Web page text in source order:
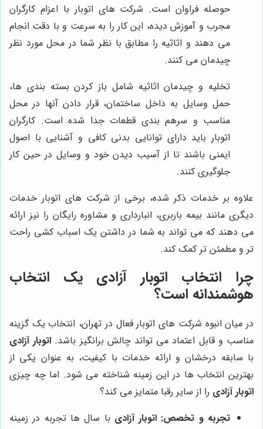
حوصله فراوان است. شرکت های اتوبار با اعزام کارگران
مجرب و آموزش دیده، این کار را به سرعت و با دقت انجام
می دهند و اثاثیه را مطابق با نظر شما در محل مورد نظر
چیدمان می کنند.
تخلیه و چیدمان اثاثیه شامل باز کردن بسته بندی ها،
حمل وسایل به داخل ساختمان، قرار دادن آنها در محل
مناسب و سرهم بندی قطعات جدا شده است. کارگران
اتوبار باید دارای توانایی بدنی کافی و آشنایی با اصول
ایمنی باشند تا از آسیب دیدن خود و وسایل در حین کار
جلوگیری کنند.
علاوه بر خدمات ذکر شده، برخی از شرکت های اتوبار خدمات
دیگری مانند بیمه باربری، انبارداری و مشاوره رایگان را نیز ارائه
می دهند که می تواند به شما در داشتن یک اسباب کشی راحت
تر و مطمئن تر کمک کند.
چرا انتخاب اتوبار آزادی یک انتخاب
هوشمندانه است؟
در میان انبوه شرکت های اتوبار فعال در تهران، انتخاب یک گزینه
مناسب و قابل اعتماد می تواند چالش برانگیز باشد. اتوبار آزادی
با سابقه درخشان و ارائه خدمات با کیفیت، به عنوان یکی از
بهترین انتخاب ها در این زمینه شناخته می شود. اما چه چیزی
اتوبار آزادی را از سایر رقبا متمایز می کند؟
تجربه و تخصص: اتوبار آزادی با سال ها تجربه در زمینه